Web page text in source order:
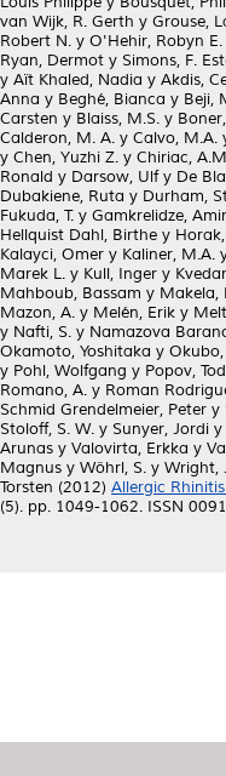
van Wijk, R. Gerth y Grouse,
Robert N. y O'Hehir, Robyn E.
Ryan, Dermot y Simons, F.
y Aït Khaled, Nadia y Akdis,
Anna y Beghé, Bianca y Beji,
Carsten y Blaiss, M.S. y
Calderon, M. A. y Calvo, M.A.
y Chen, Yuzhi Z. y Chiriac,
Ronald y Darsow, Ulfy De
Dubakiene, Ruta y Durham,
Fukuda, T. y Gamkrelidze,
Hellquist Dahl, Birthe y
Kalayci, Omer y Kaliner, M.A.
Marek L. y Kull, Inger y
Mahboub, Bassam y Makela,
Mazon, A. y Melén, Erik y
y Nafti, S. y Namazova
Okamoto, Yoshitaka y Okubo,
y Pohl, Wolfgang y Popov,
Romano, A. y Roman
Schmid Grendelmeier, Peter y
Stoloff, S. W. y Sunyer, Jordi y
Arunas y Valovirta, Erkka y
Magnus y Wöhrl, S. y Wright,
Torsten (2012) Allergic
(5). pp. 1049-1062. ISSN